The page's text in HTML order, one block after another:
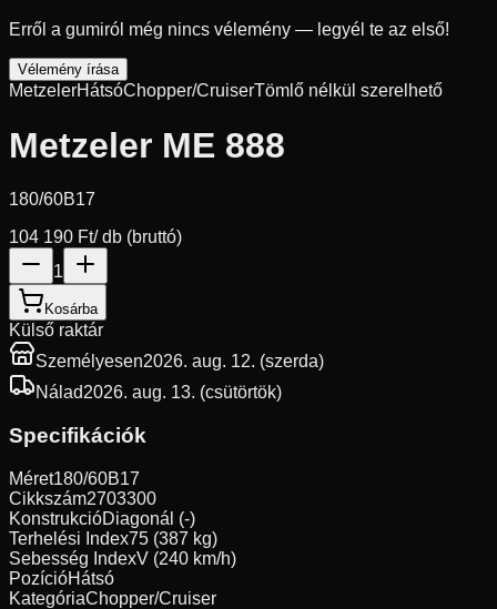
Erről a gumiról még nincs vélemény — legyél te az első!
Vélemény írása
MetzelerHátsóChopper/CruiserTömlő nélkül szerelhető
Metzeler ME 888
180/60B17
104 190 Ft/ db (bruttó)
1
Kosárba
Külső raktár
Személyesen2026. aug. 12. (szerda)
Nálad2026. aug. 13. (csütörtök)
Specifikációk
Méret180/60B17
Cikkszám2703300
KonstrukcióDiagonál (-)
Terhelési Index75 (387 kg)
Sebesség IndexV (240 km/h)
PozícióHátsó
KategóriaChopper/Cruiser